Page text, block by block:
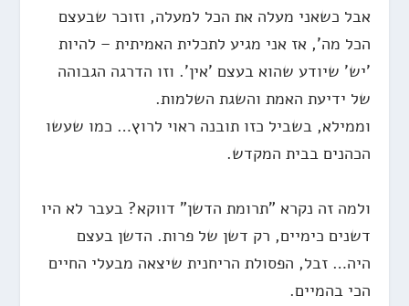
אבל כשאני מעלה את הכל למעלה, וזוכר שבעצם
הכל מה', אז אני מגיע לתכלית האמיתית – להיות
'יש' שיודע שהוא בעצם 'אין'. וזו הדרגה הגבוהה
של ידיעת האמת והשגת השלמות.
וממילא, בשביל כזו תובנה ראוי לרוץ… כמו שעשו
הכהנים בבית המקדש.
ולמה זה נקרא "תרומת הדשן" דווקא? בעבר לא היו
דשנים כימיים, רק דשן של פרות. הדשן בעצם
היה… זבל, הפסולת הריחנית שיצאה מבעלי החיים
הכי בהמיים.